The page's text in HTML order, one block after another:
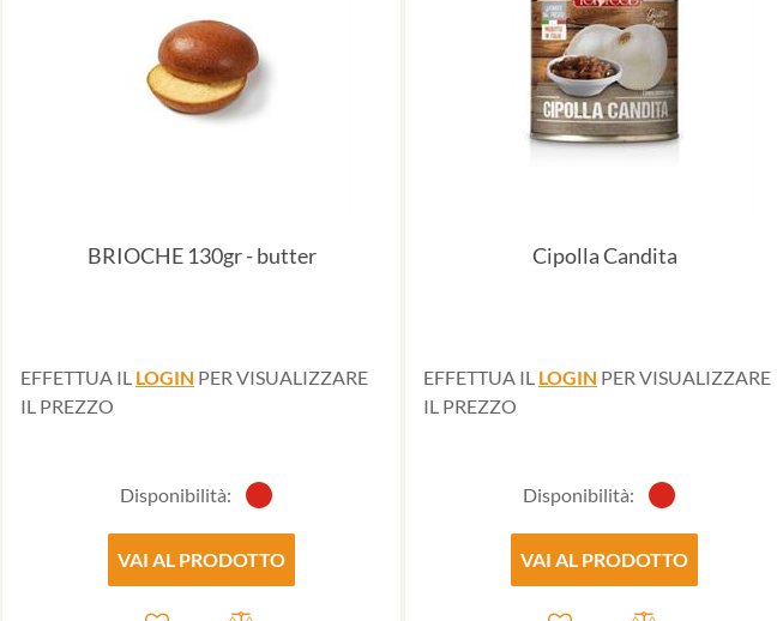
BRIOCHE 130gr - butter
EFFETTUA IL LOGIN PER VISUALIZZARE
IL PREZZO
Disponibilità:
VAI AL PRODOTTO
Cipolla Candita
EFFETTUA IL LOGIN PER VISUALIZZARE
IL PREZZO
Disponibilità:
VAI AL PRODOTTO